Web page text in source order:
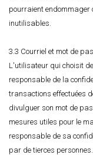
pourraient endommager
inutilisables.
3.3 Courriel et mot de
L'utilisateur qui choisit
responsable de la
transactions effectuées
divulguer son mot de
mesures utiles pour le
responsable de sa
par de tierces personnes.